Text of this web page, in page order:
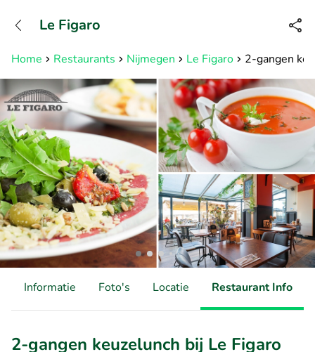
Bereikbaar tot 23:00 uur
Home Restaurants Nijmegen Le Figaro 2-gangen
Le Figaro
Informatie Foto's Locatie Restaurant Info
2-gangen keuzelunch bij Le Figaro